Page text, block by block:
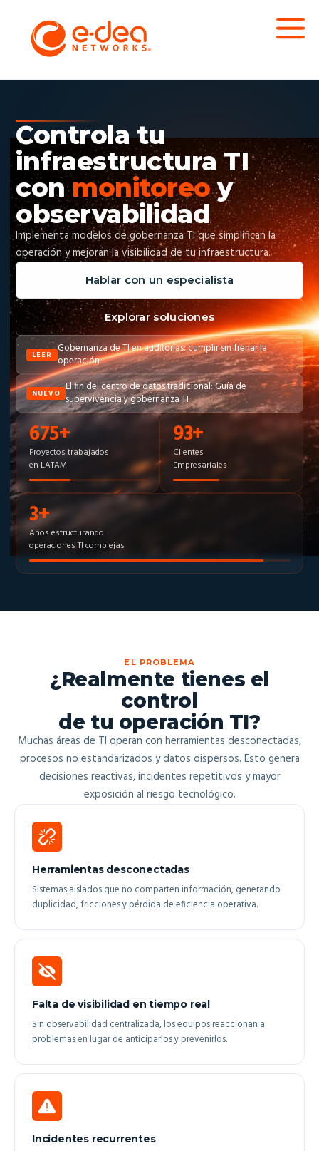
Controla tu
infraestructura TI
conmonitoreoy
observabilidad
Implementa modelos de gobernanza TI que simplifican la
operación y mejoran la visibilidad de tu infraestructura.
Hablar con un especialista
Explorar soluciones
LEER Gobernanza de TI en auditorías: cumplir sin frenar la
operación
→
NUEVO El fin del centro de datos tradicional: Guía de
supervivencia y gobernanza TI
→
999+
Proyectos trabajados
en LATAM
217+
Clientes
Empresariales
16+
Años estructurando
operaciones TI complejas
EL PROBLEMA
¿Realmente tienes el
control
de tu operación TI?
Muchas áreas de TI operan con herramientas desconectadas,
procesos no estandarizados y datos dispersos. Esto genera
decisiones reactivas, incidentes repetitivos y mayor
exposición al riesgo tecnológico.
Herramientas desconectadas
Sistemas aislados que no comparten información, generando
duplicidad, fricciones y pérdida de eficiencia operativa.
Falta de visibilidad en tiempo real
Sin observabilidad centralizada, los equipos reaccionan a
problemas en lugar de anticiparlos y prevenirlos.
Incidentes recurrentes